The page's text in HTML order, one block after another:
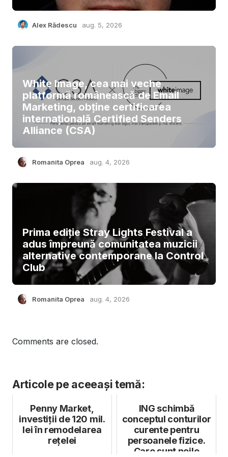
Alex Rădescu aug. 5, 2026
White Image, cea mai veche
platformă românească de Email
Marketing, obține certificarea
internațională Certified Senders
Alliance (CSA)
Romanita Oprea aug. 4, 2026
Prima ediție Stray Lights Festival a
adus împreună comunitatea muzicii
alternative contemporane la Control
Club
Romanita Oprea aug. 4, 2026
Comments are closed.
Articole pe aceeași temă:
Penny Market,
investiții de 120 mil.
lei în remodelarea
rețelei
ING schimbă
conceptul conturilor
curente pentru
persoanele fizice.
Care sunt noile